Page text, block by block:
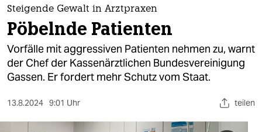
themen
politik
öko
Steigende Gewalt in Arztpraxen
Pöbelnde Patienten
Vorfälle mit aggressiven Patienten nehmen zu, warnt
der Chef der Kassenärztlichen Bundesvereinigung
Gassen. Er fordert mehr Schutz vom Staat.
13.8.2024 9:01 Uhr teilen